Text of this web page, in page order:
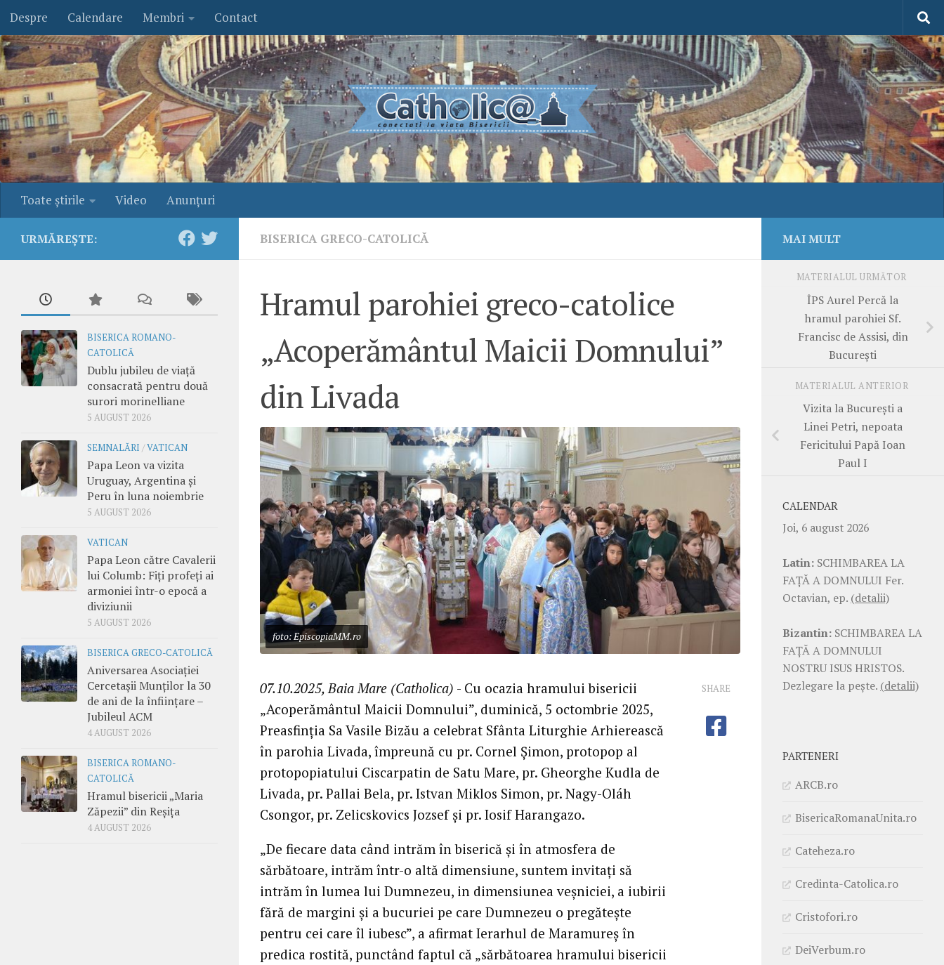
Skip to content
Despre Calendare Membri Contact
Toate ştirile Video Anunţuri
BISERICA GRECO-CATOLICĂ
Hramul parohiei greco-catolice
„Acoperământul Maicii Domnului”
din Livada
foto: EpiscopiaMM.ro
07.10.2025, Baia Mare (Catholica) - Cu ocazia hramului bisericii
„Acoperământul Maicii Domnului”, duminică, 5 octombrie 2025,
Preasfinția Sa Vasile Bizău a celebrat Sfânta Liturghie Arhierească
în parohia Livada, împreună cu pr. Cornel Șimon, protopop al
protopopiatului Ciscarpatin de Satu Mare, pr. Gheorghe Kudla de
Livada, pr. Pallai Bela, pr. Istvan Miklos Simon, pr. Nagy-Oláh
Csongor, pr. Zelicskovics Jozsef și pr. Iosif Harangazo.
„De fiecare data când intrăm în biserică și în atmosfera de
sărbătoare, intrăm într-o altă dimensiune, suntem invitați să
intrăm în lumea lui Dumnezeu, in dimensiunea veșniciei, a iubirii
fără de margini și a bucuriei pe care Dumnezeu o pregătește
pentru cei care îl iubesc”, a afirmat Ierarhul de Maramureș în
predica rostită, punctând faptul că „sărbătoarea hramului bisericii
SHARE
URMĂREȘTE:
BISERICA ROMANO-
CATOLICĂ
Dublu jubileu de viață
consacrată pentru două
surori morinelliane
5 AUGUST 2026
SEMNALĂRI /VATICAN
Papa Leon va vizita
Uruguay, Argentina și
Peru în luna noiembrie
5 AUGUST 2026
VATICAN
Papa Leon către Cavalerii
lui Columb: Fiți profeți ai
armoniei într-o epocă a
diviziunii
5 AUGUST 2026
BISERICA GRECO-CATOLICĂ
Aniversarea Asociației
Cercetașii Munților la 30
de ani de la înființare –
Jubileul ACM
4 AUGUST 2026
BISERICA ROMANO-
CATOLICĂ
Hramul bisericii „Maria
Zăpezii” din Reșița
4 AUGUST 2026
MAI MULT
MATERIALUL URMĂTOR
ÎPS Aurel Percă la
hramul parohiei Sf.
Francisc de Assisi, din
București
MATERIALUL ANTERIOR
Vizita la București a
Linei Petri, nepoata
Fericitului Papă Ioan
Paul I
CALENDAR
Joi, 6 august 2026
Latin: SCHIMBAREA LA
FAŢĂ A DOMNULUI Fer.
Octavian, ep. (detalii)
Bizantin: SCHIMBAREA LA
FAŢĂ A DOMNULUI
NOSTRU ISUS HRISTOS.
Dezlegare la pește. (detalii)
PARTENERI
ARCB.ro
BisericaRomanaUnita.ro
Cateheza.ro
Credinta-Catolica.ro
Cristofori.ro
DeiVerbum.ro